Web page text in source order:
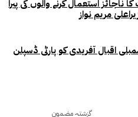
ناجائز استعمال کرنے والوں کی پیرا
اقبال آفریدی کو پارٹی ڈسپلن
گزشتہ مضمون